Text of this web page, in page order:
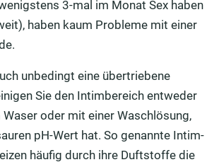
3-mal im Monat Sex haben
haben kaum Probleme mit einer
unbedingt eine übertriebene
Sie den Intimbereich entweder
oder mit einer Waschlösung,
pH-Wert hat. So genannte Intim-
häufig durch ihre Duftstoffe die